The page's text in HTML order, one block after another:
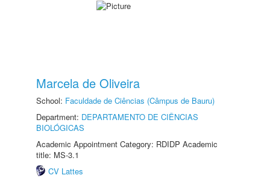
Marcela de Oliveira
School: Faculdade de Ciências (Câmpus de Bauru)
Department: DEPARTAMENTO DE CIÊNCIAS
BIOLÓGICAS
Academic Appointment Category: RDIDP Academic
title: MS-3.1
CV Lattes